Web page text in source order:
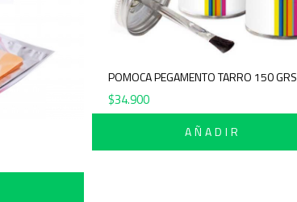
POMOCA PEGAMENTO TARRO 150 GRS
$34.900
AÑADIR